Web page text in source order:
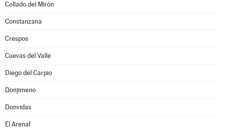
Collado del Mirón
Constanzana
Crespos
Cuevas del Valle
Diego del Carpio
Donjimeno
Donvidas
El Arenal